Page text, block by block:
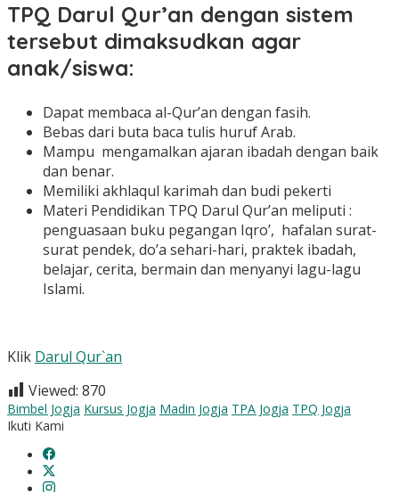
TPQ Darul Qur’an dengan sistem
tersebut dimaksudkan agar
anak/siswa:
Dapat membaca al-Qur’an dengan fasih.
Bebas dari buta baca tulis huruf Arab.
Mampu mengamalkan ajaran ibadah dengan baik
dan benar.
Memiliki akhlaqul karimah dan budi pekerti
Materi Pendidikan TPQ Darul Qur’an meliputi :
penguasaan buku pegangan Iqro’, hafalan surat-
surat pendek, do’a sehari-hari, praktek ibadah,
belajar, cerita, bermain dan menyanyi lagu-lagu
Islami.
Klik Darul Qur`an
Viewed: 870
Bimbel Jogja Kursus Jogja Madin Jogja TPA Jogja TPQ Jogja
Ikuti Kami